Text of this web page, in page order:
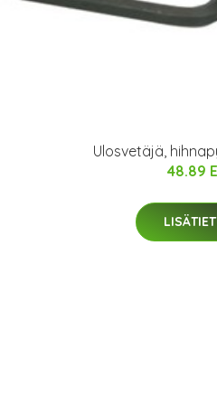
Ulosvetäjä,
48.89